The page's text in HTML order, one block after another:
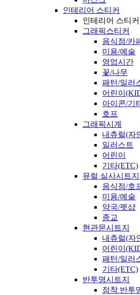
인테리어 스티커
인테리어 스티커
그래픽스티커
음식점/카
미용/예술
영업시간
꽃/나무
패턴/일러
어린이
아이콘/기
호프
그래픽시계
내츄럴(자
일러스트
어린이
기타(ETC)
뮤럴 실사시트지
음식점/호
미용/예술
약국/펫샵
종교
현관문시트지
내츄럴(자
어린이
패턴/일러
기타(ETC)
반투명시트지
점착 반투